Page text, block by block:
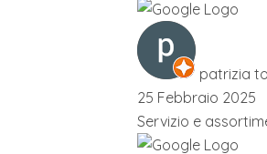
patrizia
25 Febbraio 2025
Servizio e